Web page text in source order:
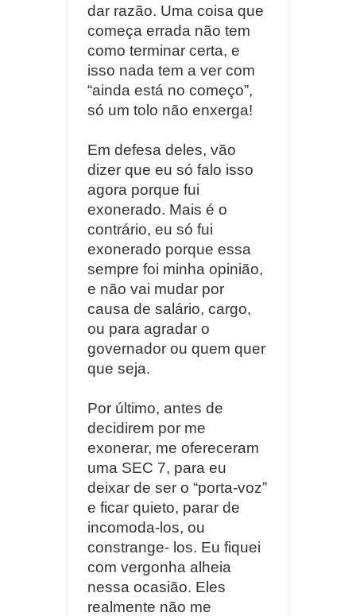
dar razão. Uma coisa que
começa errada não tem
como terminar certa, e
isso nada tem a ver com
“ainda está no começo”,
só um tolo não enxerga!
Em defesa deles, vão
dizer que eu só falo isso
agora porque fui
exonerado. Mais é o
contrário, eu só fui
exonerado porque essa
sempre foi minha opinião,
e não vai mudar por
causa de salário, cargo,
ou para agradar o
governador ou quem quer
que seja.
Por último, antes de
decidirem por me
exonerar, me ofereceram
uma SEC 7, para eu
deixar de ser o “porta-voz”
e ficar quieto, parar de
incomoda-los, ou
constrange- los. Eu fiquei
com vergonha alheia
nessa ocasião. Eles
realmente não me